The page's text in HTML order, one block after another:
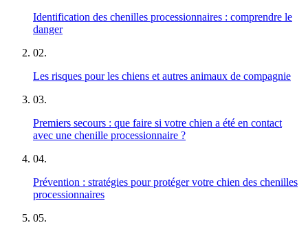
Identification des chenilles processionnaires : comprendre le
danger
02.
Les risques pour les chiens et autres animaux de compagnie
03.
Premiers secours : que faire si votre chien a été en contact
avec une chenille processionnaire ?
04.
Prévention : stratégies pour protéger votre chien des chenilles
processionnaires
05.